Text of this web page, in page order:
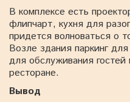
В комплексе есть
флипчарт, кухня для
придется волноваться о
Возле здания паркинг
для обслуживания
ресторане.
Вывод